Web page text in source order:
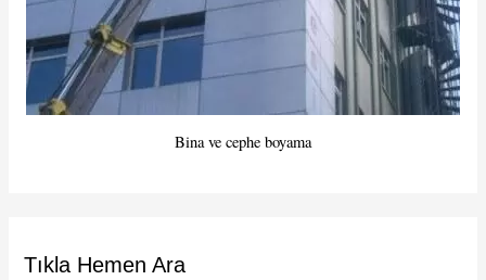
Bina ve cephe boyama
Tıkla Hemen Ara